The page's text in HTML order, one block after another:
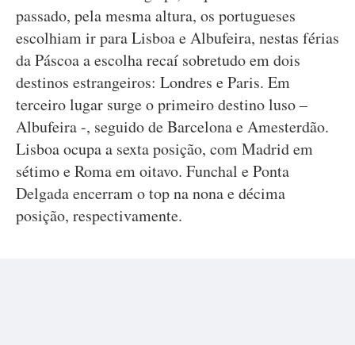
passado, pela mesma altura, os portugueses
escolhiam ir para Lisboa e Albufeira, nestas férias
da Páscoa a escolha recaí sobretudo em dois
destinos estrangeiros: Londres e Paris. Em
terceiro lugar surge o primeiro destino luso –
Albufeira -, seguido de Barcelona e Amesterdão.
Lisboa ocupa a sexta posição, com Madrid em
sétimo e Roma em oitavo. Funchal e Ponta
Delgada encerram o top na nona e décima
posição, respectivamente.